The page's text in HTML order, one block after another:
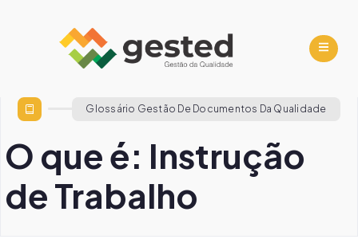
Glossário Gestão De Documentos Da Qualidade
O que é: Instrução
de Trabalho